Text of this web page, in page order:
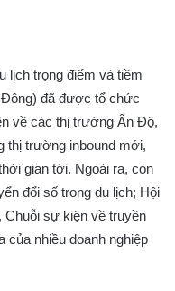
lịch trọng điểm và tiềm
đã được tổ chức
về các thị trường Ấn Độ,
thị trường inbound mới,
gian tới. Ngoài ra, còn
đổi số trong du lịch; Hội
Chuỗi sự kiện về truyền
nhiều doanh nghiệp